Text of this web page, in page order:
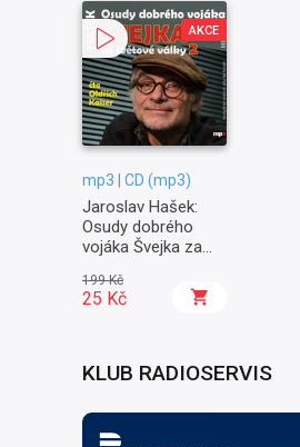
AKCE
mp3 | CD (mp3)
Jaroslav Hašek:
Osudy dobrého
vojáka Švejka za
Na frontě
199 Kč
25 Kč
KLUB RADIOSERVIS